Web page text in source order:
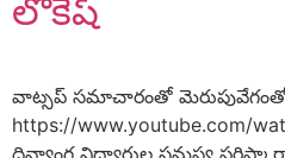
లోకేష్
వాట్సప్ సమాచారంతో మెరుపువేగంతో
https://www.youtube.com/